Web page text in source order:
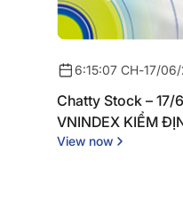
6:15:07 CH-17/
Chatty Stock – 17/
VNINDEX KIỂM
View now